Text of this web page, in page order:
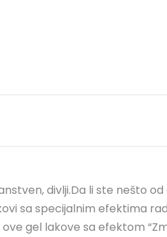
divlji.Da li ste nešto
sa specijalnim efektima
gel lakove sa efektom